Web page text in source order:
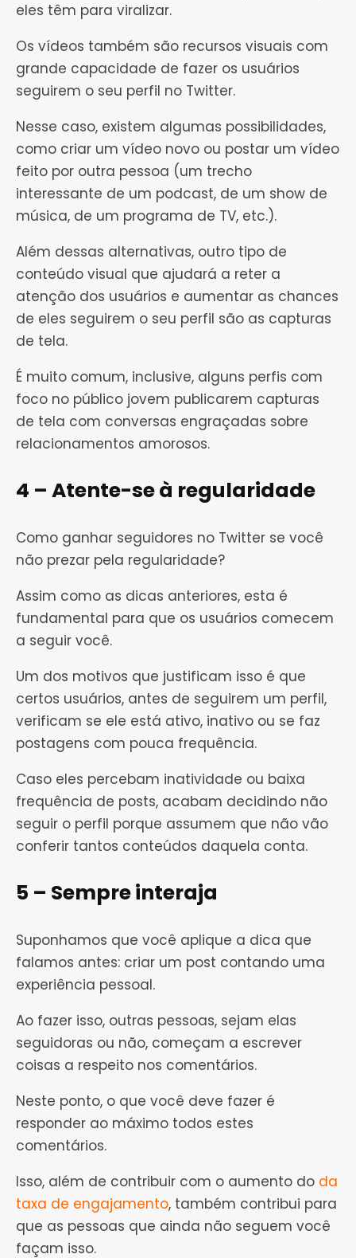
eles têm para viralizar.
Os vídeos também são recursos visuais com
grande capacidade de fazer os usuários
seguirem o seu perfil no Twitter.
Nesse caso, existem algumas possibilidades,
como criar um vídeo novo ou postar um vídeo
feito por outra pessoa (um trecho
interessante de um podcast, de um show de
música, de um programa de TV, etc.).
Além dessas alternativas, outro tipo de
conteúdo visual que ajudará a reter a
atenção dos usuários e aumentar as chances
de eles seguirem o seu perfil são as capturas
de tela.
É muito comum, inclusive, alguns perfis com
foco no público jovem publicarem capturas
de tela com conversas engraçadas sobre
relacionamentos amorosos.
4 – Atente-se à regularidade
Como ganhar seguidores no Twitter se você
não prezar pela regularidade?
Assim como as dicas anteriores, esta é
fundamental para que os usuários comecem
a seguir você.
Um dos motivos que justificam isso é que
certos usuários, antes de seguirem um perfil,
verificam se ele está ativo, inativo ou se faz
postagens com pouca frequência.
Caso eles percebam inatividade ou baixa
frequência de posts, acabam decidindo não
seguir o perfil porque assumem que não vão
conferir tantos conteúdos daquela conta.
5 – Sempre interaja
Suponhamos que você aplique a dica que
falamos antes: criar um post contando uma
experiência pessoal.
Ao fazer isso, outras pessoas, sejam elas
seguidoras ou não, começam a escrever
coisas a respeito nos comentários.
Neste ponto, o que você deve fazer é
responder ao máximo todos estes
comentários.
Isso, além de contribuir com o aumento do da
taxa de engajamento, também contribui para
que as pessoas que ainda não seguem você
façam isso.